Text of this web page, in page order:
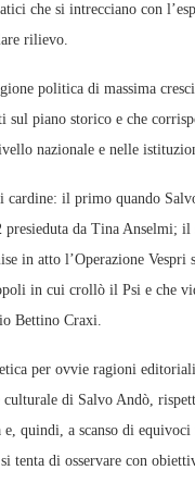
che si intrecciano con
rilievo.
politica di massima
sul piano storico e che
nazionale e nelle
cardine: il primo quando
da Tina Anselmi;
in atto l’Operazione
in cui crollò il Psi e che
Bettino Craxi.
per ovvie ragioni
di Salvo Andò,
quindi, a scanso di
tenta di osservare con